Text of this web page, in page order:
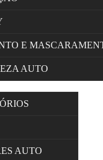
E
AUTO
AUTO